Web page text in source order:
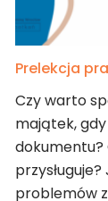
Prelekcja
Czy warto
majątek,
dokumentu?
problemów